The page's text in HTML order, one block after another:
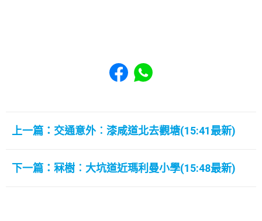
Share to Facebook
Share to WhatsApp
上一篇：交通意外︰漆咸道北去觀塘(15:41最新)
下一篇：冧樹︰大坑道近瑪利曼小學(15:48最新)